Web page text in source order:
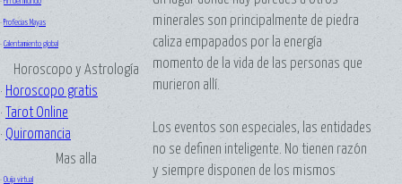
· Profecias Mayas
· Calentamiento global
Horoscopo y Astrología
· Horoscopo gratis
·
Tarot Online
· Quiromancia
Mas alla
· Ouija virtual
minerales son principalmente de piedra
caliza empapados por la energía
momento de la vida de las personas que
murieron allí.
Los eventos son especiales, las entidades
no se definen inteligente. No tienen razón
y siempre disponen de los mismos